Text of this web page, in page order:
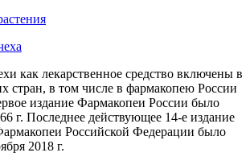
как лекарственное средство включены в
стран, в том числе в фармакопею России
издание Фармакопеи России было
г. Последнее действующее 14-е издание
Российской Федерации было
2018 г.